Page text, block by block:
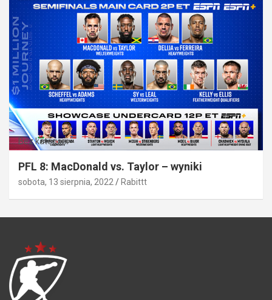
Bez kategorii
PFL 8: MacDonald vs. Taylor – wyniki
sobota, 13 sierpnia, 2022 Rabittt